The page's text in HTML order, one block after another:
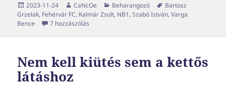
Közzétéve
2023-11-24 Szerző
CaNcOe Kategória
Beharangozó Címke
Bartosz
Grzelak, Fehérvár FC, Kalmár Zsolt, NB1,Szabó István,Varga
Bence
7 hozzászólás
Nem kell kiütés sem a kettős
látáshoz